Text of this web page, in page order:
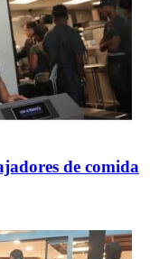
de comida